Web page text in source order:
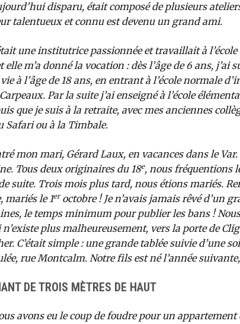
disparu, était composé de plusieurs
talentueux et connu est devenu un grand ami.
une institutrice passionnée et travaillait à l’école
elle m’a donné la vocation : dès l’âge de 6 ans, j’ai
à l’âge de 18 ans, en entrant à l’école normale
Par la suite j’ai enseigné à l’école
que je suis à la retraite, avec mes anciennes
Safari ou à la Timbale.
mon mari, Gérard Laux, en vacances dans le
Tous deux originaires du 18e, nous fréquentions
suite. Trois mois plus tard, nous étions mariés.
mariés le 1eroctobre ! Je n’avais jamais rêvé d’un
le temps minimum pour publier les bans !
n’existe plus malheureusement, vers la porte de
C’était simple : une grande tablée suivie d’une
rue Montcalm. Notre fils est né l’année
DE TROIS MÈTRES DE HAUT
avons eu le coup de foudre pour un